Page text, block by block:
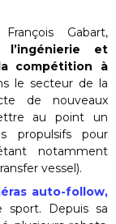
Gabart,
l’ingénierie et
compétition à
le secteur de la
de nouveaux
au point un
propulsifs pour
notamment
vessel).
auto-follow,
sport. Depuis sa